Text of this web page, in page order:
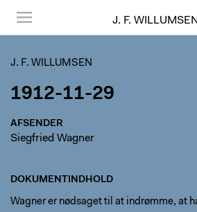
J. F. WILLUMSEN
J. F. WILLUMSEN
1912-11-29
AFSENDER
Siegfried Wagner
DOKUMENTINDHOLD
Wagner er nødsaget til at indrømme, at